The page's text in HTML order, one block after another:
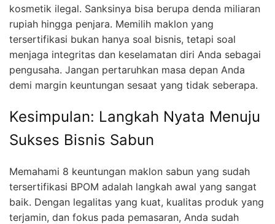
kosmetik ilegal. Sanksinya bisa berupa denda miliaran
rupiah hingga penjara. Memilih maklon yang
tersertifikasi bukan hanya soal bisnis, tetapi soal
menjaga integritas dan keselamatan diri Anda sebagai
pengusaha. Jangan pertaruhkan masa depan Anda
demi margin keuntungan sesaat yang tidak seberapa.
Kesimpulan: Langkah Nyata Menuju
Sukses Bisnis Sabun
Memahami 8 keuntungan maklon sabun yang sudah
tersertifikasi BPOM adalah langkah awal yang sangat
baik. Dengan legalitas yang kuat, kualitas produk yang
terjamin, dan fokus pada pemasaran, Anda sudah